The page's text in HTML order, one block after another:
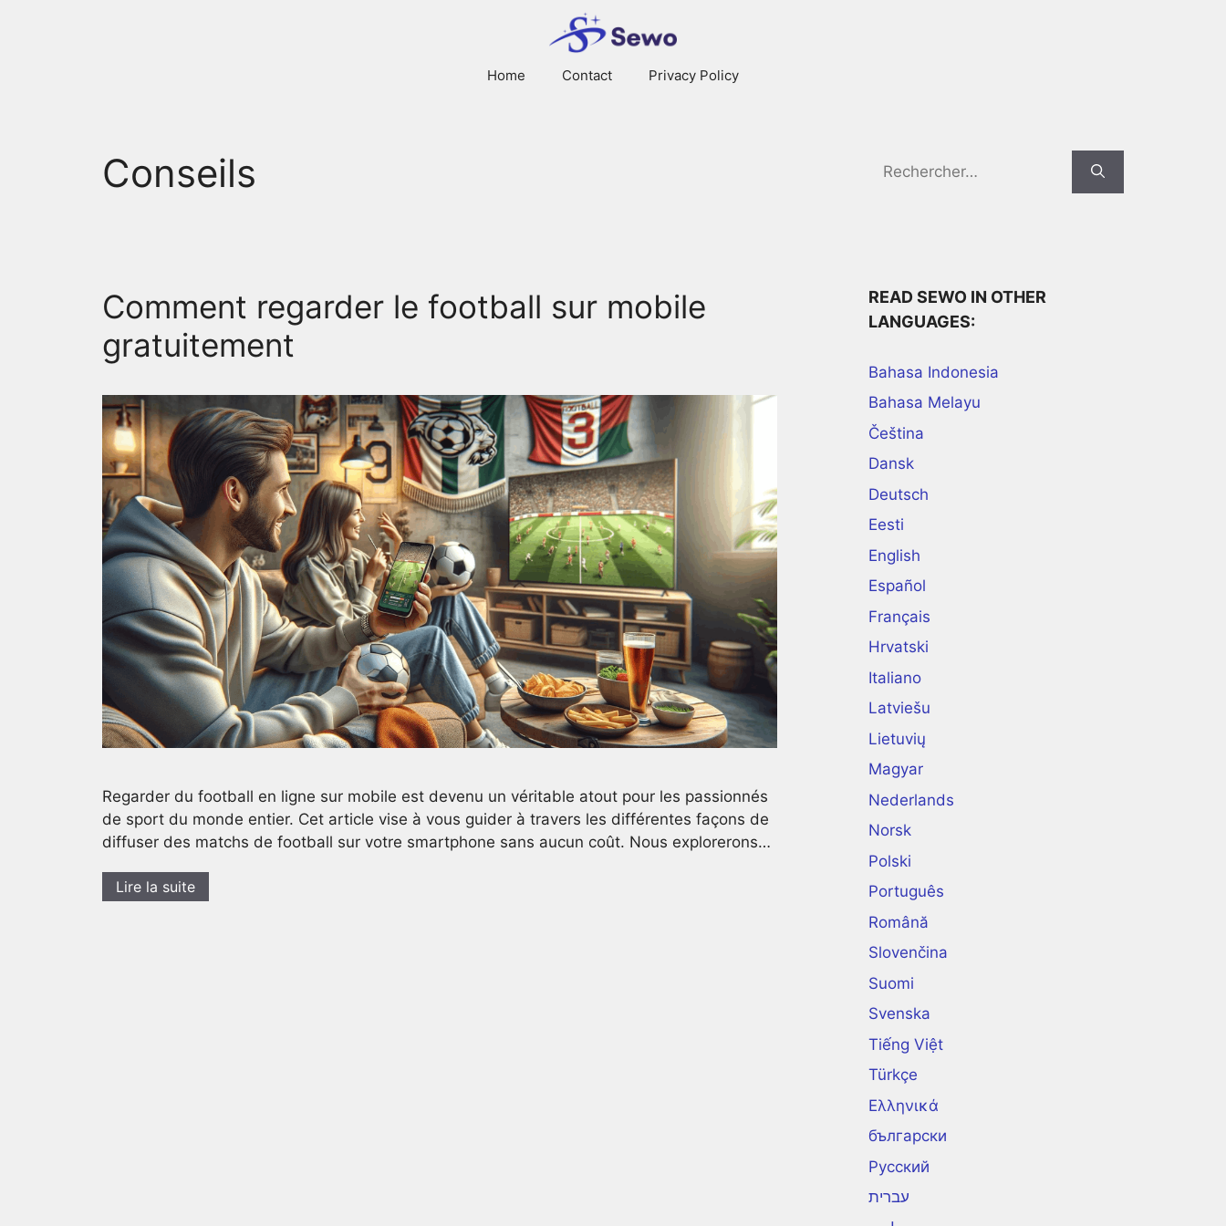
Home Contact Privacy Policy
Conseils
Comment regarder le football sur mobile
gratuitement
Regarder du football en ligne sur mobile est devenu un véritable atout pour les passionnés
de sport du monde entier. Cet article vise à vous guider à travers les différentes façons de
diffuser des matchs de football sur votre smartphone sans aucun coût. Nous explorerons…
Lire la suite
for:
READ SEWO IN OTHER
LANGUAGES:
Bahasa Indonesia
Bahasa Melayu
Čeština
Dansk
Deutsch
Eesti
English
Español
Français
Hrvatski
Italiano
Latviešu
Lietuvių
Magyar
Nederlands
Norsk
Polski
Português
Română
Slovenčina
Suomi
Svenska
Tiếng Việt
Türkçe
Ελληνικά
български
Русский
עברית